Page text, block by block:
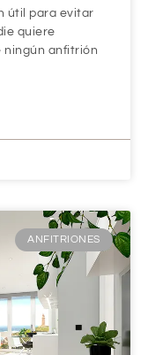
útil para evitar
quiere
ningún anfitrión
ANFITRIONES